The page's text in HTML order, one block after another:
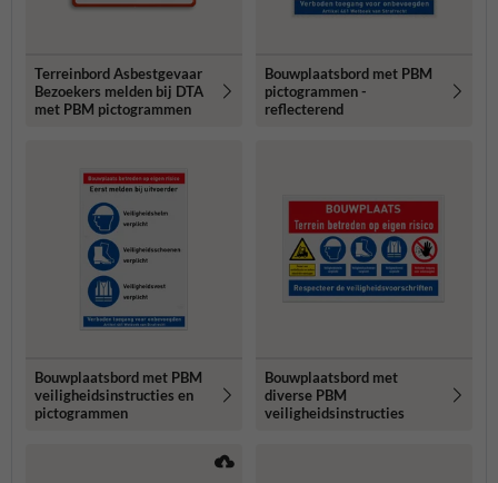
Terreinbord Asbestgevaar
Bezoekers melden bij DTA
met PBM pictogrammen
Bouwplaatsbord met PBM
pictogrammen -
reflecterend
Bouwplaatsbord met PBM
veiligheidsinstructies en
pictogrammen
Bouwplaatsbord met
diverse PBM
veiligheidsinstructies